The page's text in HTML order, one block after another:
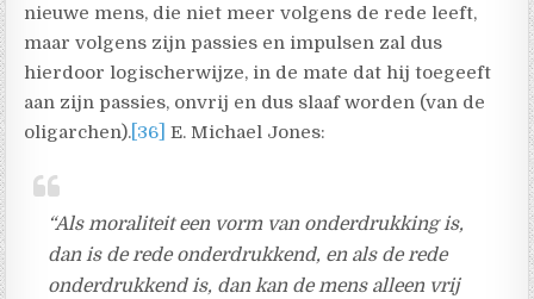
nieuwe mens, die niet meer volgens de rede leeft,
maar volgens zijn passies en impulsen zal dus
hierdoor logischerwijze, in de mate dat hij toegeeft
aan zijn passies, onvrij en dus slaaf worden (van de
oligarchen). [36] E. Michael Jones:
“Als moraliteit een vorm van onderdrukking is,
dan is de rede onderdrukkend, en als de rede
onderdrukkend is, dan kan de mens alleen vrij